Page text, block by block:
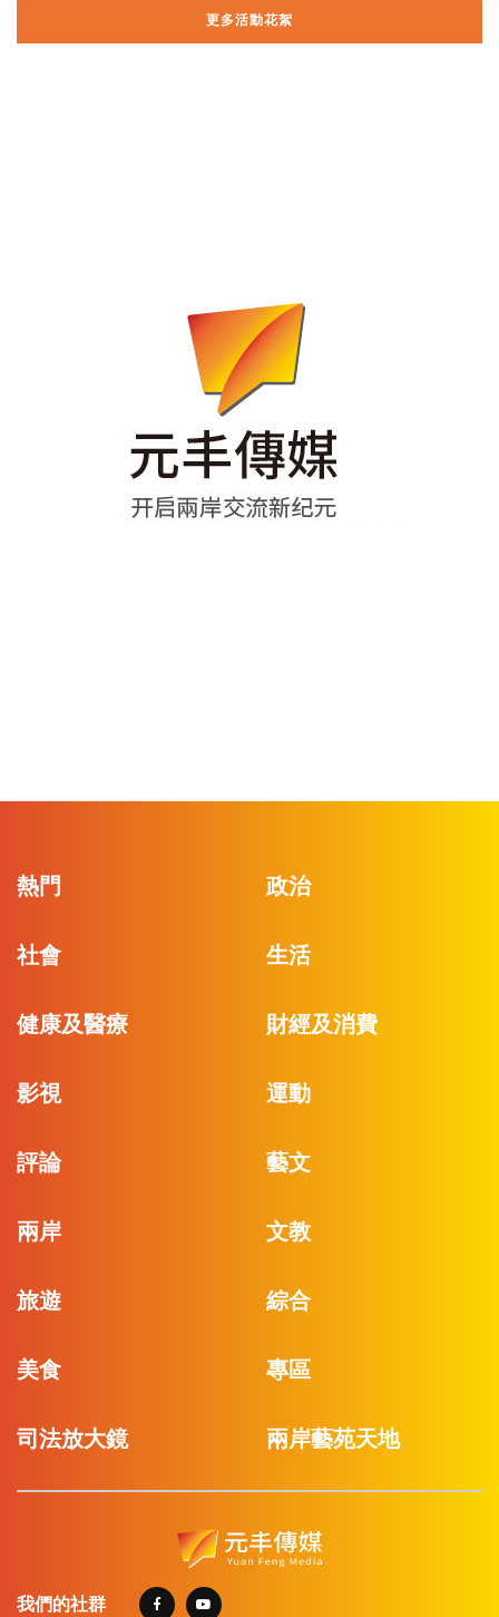
更多活動花絮
熱門 政治
社會 生活
健康及醫療 財經及消費
影視 運動
評論 藝文
兩岸 文教
旅遊 綜合
美食 專區
司法放大鏡 兩岸藝苑天地
我們的社群